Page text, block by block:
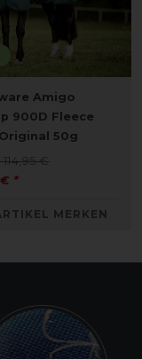
Amigo
900D Fleece
50g
€
€ *
MERKEN